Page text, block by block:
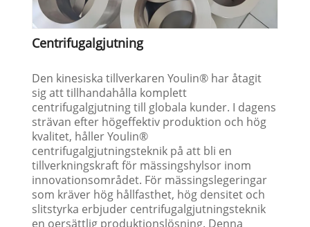
Centrifugalgjutning
Den kinesiska tillverkaren Youlin® har åtagit
sig att tillhandahålla komplett
centrifugalgjutning till globala kunder. I dagens
strävan efter högeffektiv produktion och hög
kvalitet, håller Youlin®
centrifugalgjutningsteknik på att bli en
tillverkningskraft för mässingshylsor inom
innovationsområdet. För mässingslegeringar
som kräver hög hållfasthet, hög densitet och
slitstyrka erbjuder centrifugalgjutningsteknik
en oersättlig produktionslösning. Denna